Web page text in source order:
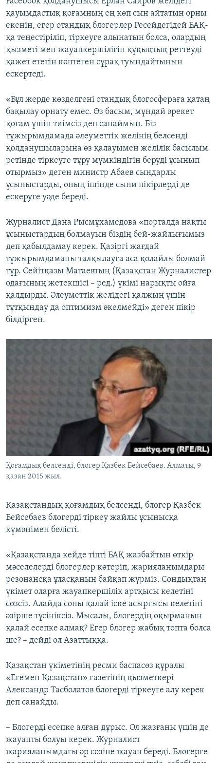
қауымдастық қоғамның ең көп сын айтатын орны
екенін, егер отандық блогерлер Ресейдегідей БАҚ-
қа теңестіріліп, тіркеуге алынатын болса, олардың
қызметі мен жауапкершілігін құқықтық реттеуді
қажет ететін көптеген сұрақ туындайтынын
ескертеді.
«Бұл жерде көзделгені отандық блогосфераға қатаң
бақылау орнату емес. Өз басым, мұндай әрекет
қоғам үшін тиімсіз деп санаймын. Біз
тұжырымдамада әлеуметтік желінің белсенді
қолданушыларына өз қалауымен желілік басылым
ретінде тіркеуге тұру мүмкіндігін беруді ұсынып
отырмыз» деген министр Абаев сындарлы
ұсыныстарды, оның ішінде сыни пікірлерді де
ескеруге уәде береді.
Журналист Дана Рысмұхамедова «порталда нақты
ұсыныстардың болмауын біздің бей-жайлығымыз
деп қабылдамау керек. Қазіргі жағдай
тұжырымдаманы талқылауға аса қолайлы болмай
тұр. Сейітқазы Матаевтың (Қазақстан Журналистер
одағының жетекшісі – ред.) үкімі нарықты ойға
қалдырды. Әлеуметтік желідегі қалжың үшін
тұтқындау да оптимизм әкелмейді» деген пікір
білдірген.
Қоғамдық белсенді, блогер Қазбек Бейсебаев. Алматы, 9
қазан 2015 жыл.
Қазақстандық қоғамдық белсенді, блогер Қазбек
Бейсебаев блогерді тіркеу жайлы ұсынысқа
күмәнімен бөлісті.
«Қазақстанда кейде тіпті БАҚ жазбайтын өткір
мәселелерді блогерлер көтеріп, жарияланымдары
резонансқа ұласқанын байқап жүрміз. Сондықтан
үкімет оларға жауапкершілік артқысы келетіні
сөзсіз. Алайда соны қалай іске асырғысы келетіні
әзірше түсініксіз. Мысалы, блогердің оқырманын
қалай есепке алмақ? Егер блогер жабық топта болса
ше? – дейді ол Азаттыққа.
Қазақстан үкіметінің ресми баспасөз құралы
«Егемен Қазақстан» газетінің қызметкері
Александр Тасболатов блогерді тіркеуге алу керек
деп санайды.
– Блогерді есепке алған дұрыс. Ол жазғаны үшін де
жауапты болуы керек. Журналист
жарияланымдағы әр сөзіне жауап береді. Блогерге